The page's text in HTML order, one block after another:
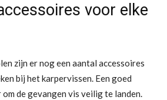
voor elke
zijn er nog een aantal accessoires
bij het karpervissen. Een goed
de gevangen vis veilig te landen.